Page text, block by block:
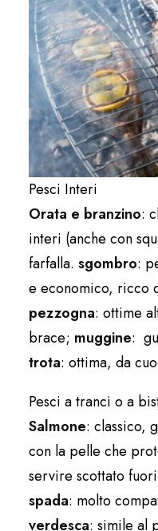
Pesci Interi
Orata e branzino:
interi (anche con
farfalla. sgombro:
e economico, ricco
pezzogna: ottime
brace; muggine:
trota: ottima, da
Pesci a tranci o a
Salmone: classico,
con la pelle che
servire scottato
spada: molto
verdesca: simile al